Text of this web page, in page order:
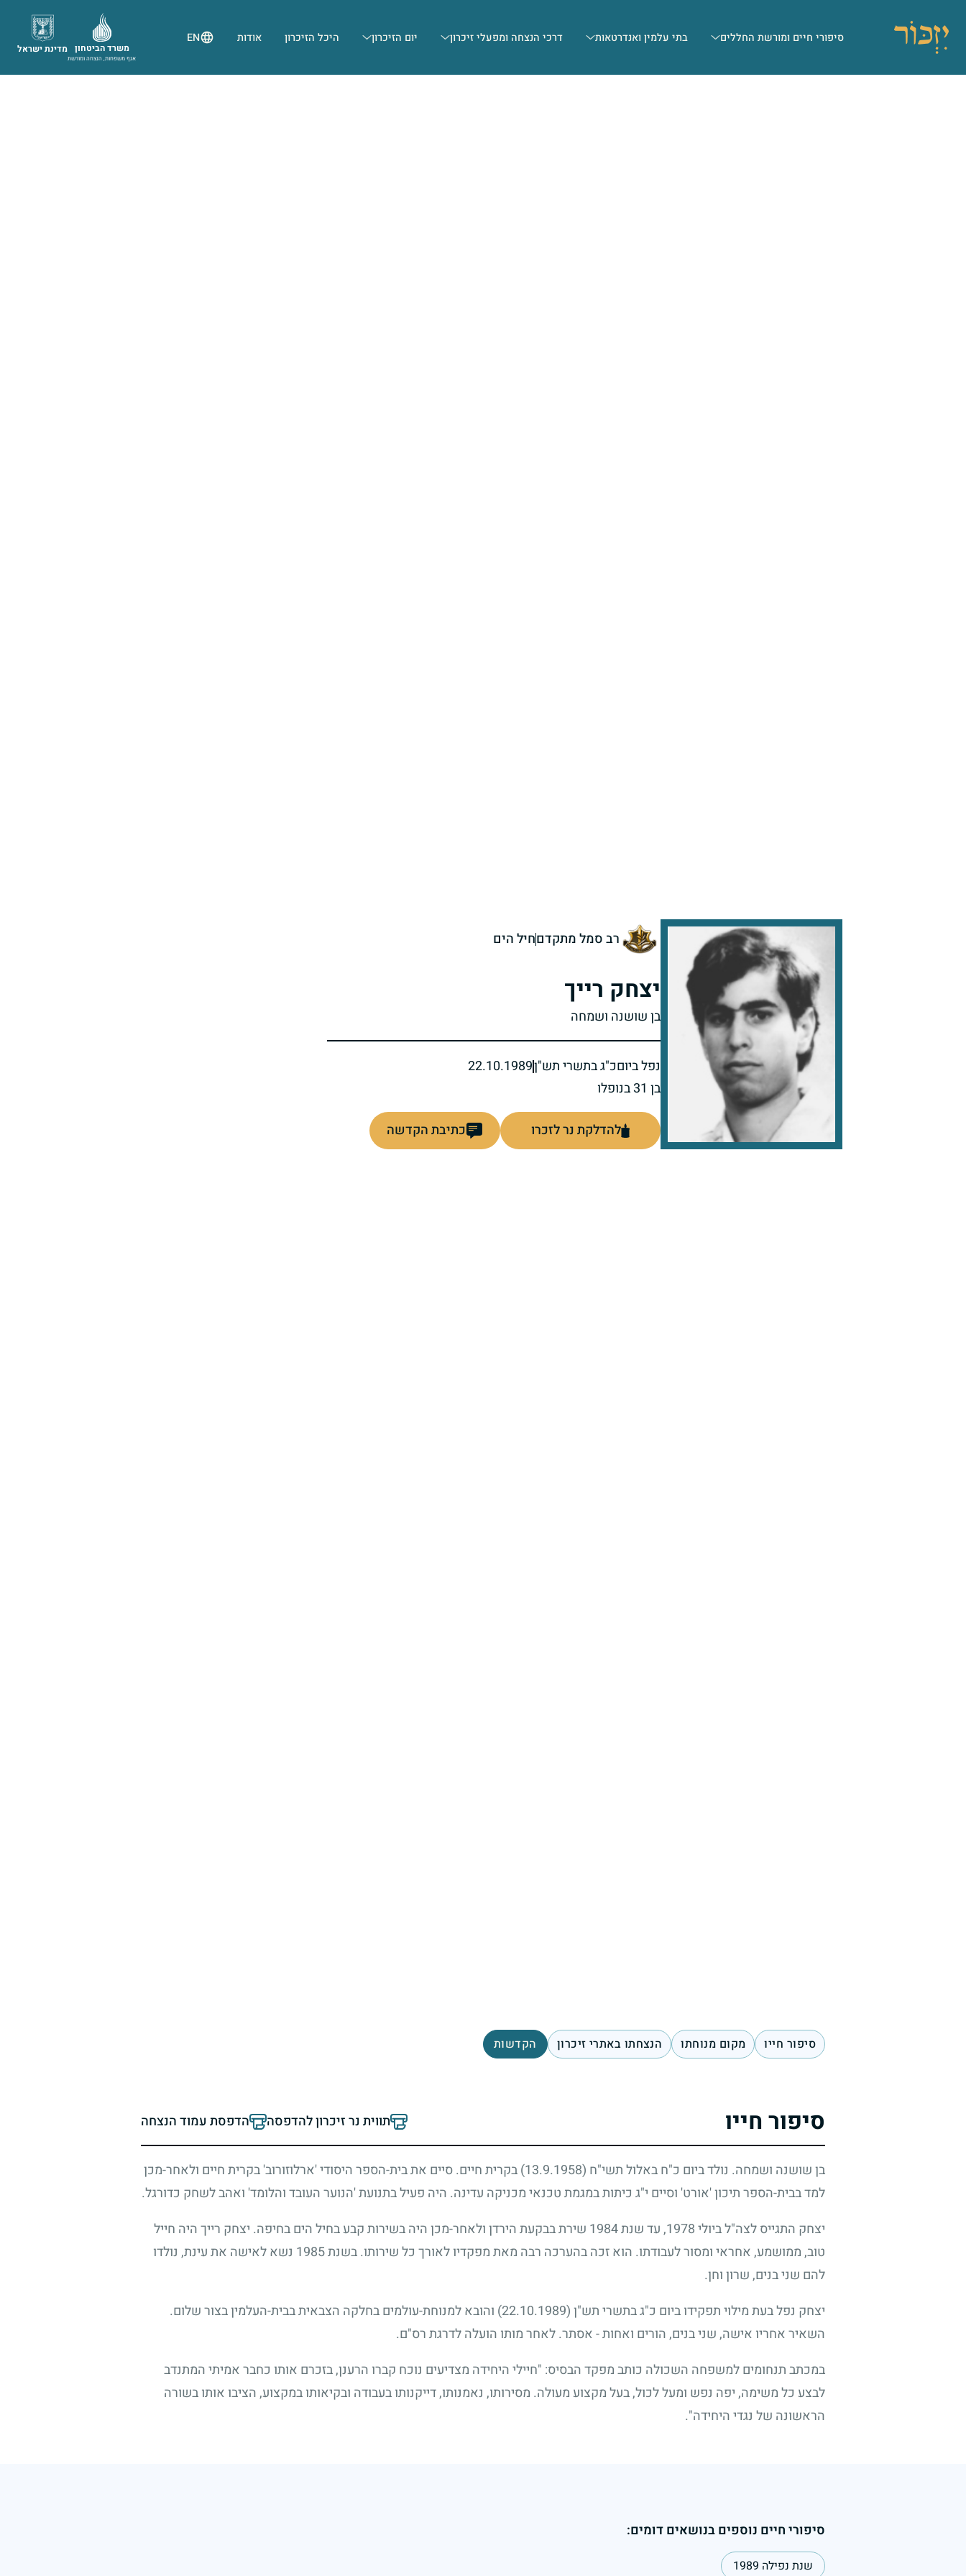
סיפורי חיים ומורשת החללים בתי עלמין ואנדרטאות דרכי הנצחה ומפעלי זיכרון יום הזיכרון היכל הזיכרון אודות EN
מדינת ישראל משרד הביטחון
אגף משפחות, הנצחה ומורשת
רב סמל מתקדםחיל הים
יצחק רייך
בן שושנה ושמחה
נפל ביוםכ"ג בתשרי תש"ן22.10.1989
בן 31 בנופלו
להדלקת נר לזכרו כתיבת הקדשה
סיפור חייו מקום מנוחתו הנצחתו באתרי זיכרון הקדשות
סיפור חייו תווית נר זיכרון להדפסה הדפסת עמוד הנצחה
בן שושנה ושמחה. נולד ביום כ"ח באלול תשי"ח 13.9.1958)) בקרית חיים. סיים את בית-הספר היסודי 'ארלוזורוב' בקרית חיים ולאחר-מכן
למד בבית-הספר תיכון 'אורט' וסיים י"ג כיתות במגמת טכנאי מכניקה עדינה. היה פעיל בתנועת 'הנוער העובד והלומד' ואהב לשחק כדורגל.
יצחק התגייס לצה"ל ביולי1978, עד שנת1984 שירת בבקעת הירדן ולאחר-מכן היה בשירות קבע בחיל הים בחיפה. יצחק רייך היה חייל
טוב, ממושמע, אחראי ומסור לעבודתו. הוא זכה בהערכה רבה מאת מפקדיו לאורך כל שירותו. בשנת1985 נשא לאישה את עינת, נולדו
להם שני בנים, שרון וחן.
יצחק נפל בעת מילוי תפקידו ביום כ"ג בתשרי תש"ן22.10.1989)) והובא למנוחת-עולמים בחלקה הצבאית בבית-העלמין בצור שלום.
השאיר אחריו אישה, שני בנים, הורים ואחות - אסתר. לאחר מותו הועלה לדרגת רס"ם.
במכתב תנחומים למשפחה השכולה כותב מפקד הבסיס: "חיילי היחידה מצדיעים נוכח קברו הרענן, בזכרם אותו כחבר אמיתי המתנדב
לבצע כל משימה, יפה נפש ומעל לכול, בעל מקצוע מעולה. מסירותו, נאמנותו, דייקנותו בעבודה ובקיאותו במקצוע, הציבו אותו בשורה
הראשונה של נגדי היחידה".
סיפורי חיים נוספים בנושאים דומים:
שנת נפילה 1989